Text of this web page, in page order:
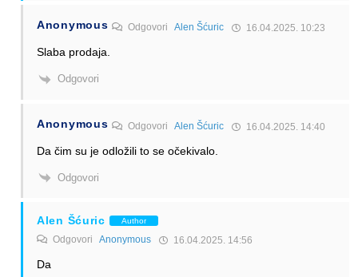
Anonymous OdgovoriAlen Šćuric 16.04.2025. 10:23
Slaba prodaja.
Odgovori
Anonymous OdgovoriAlen Šćuric 16.04.2025. 14:40
Da čim su je odložili to se očekivalo.
Odgovori
Alen Šćuric Author
Odgovori Anonymous 16.04.2025. 14:56
Da